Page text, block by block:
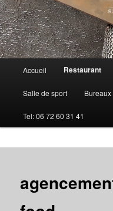
principal
Accueil Restaurant
Salle de sport Bureaux
Tel: 06 72 60 31 41